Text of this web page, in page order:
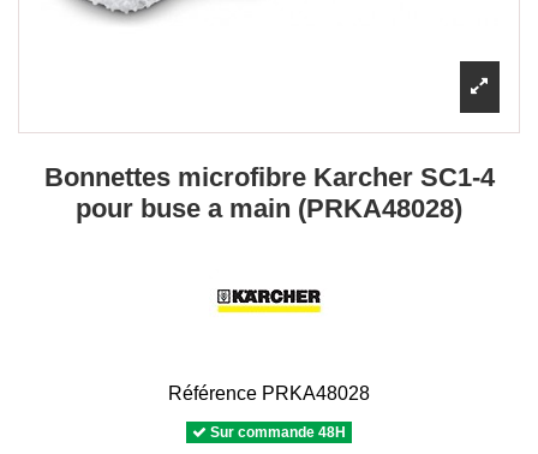
Bonnettes microfibre Karcher SC1-4
pour buse a main (PRKA48028)
Référence PRKA48028
Sur commande 48H